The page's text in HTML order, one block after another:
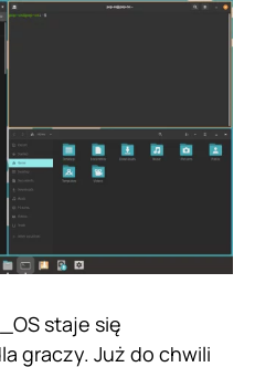
staje się
graczy. Już do chwili